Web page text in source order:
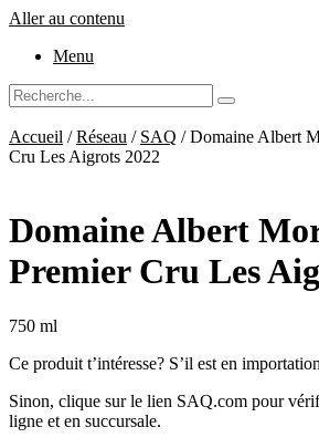
Aller au contenu
Menu
Accueil /Réseau / SAQ / Domaine Albert
Cru Les Aigrots 2022
Domaine Albert
Premier Cru Les
750 ml
Ce produit t’intéresse? S’il est en
Sinon, clique sur le lien SAQ.com pour
ligne et en succursale.